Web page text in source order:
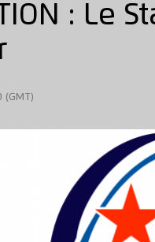
: Le
(GMT)